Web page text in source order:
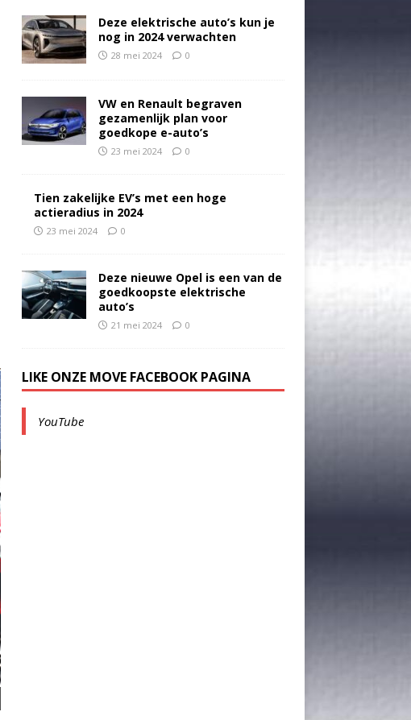
Deze elektrische auto’s kun je
nog in 2024 verwachten
28 mei 2024 0
VW en Renault begraven
gezamenlijk plan voor
goedkope e-auto’s
23 mei 2024 0
Tien zakelijke EV’s met een hoge
actieradius in 2024
23 mei 2024 0
Deze nieuwe Opel is een van de
goedkoopste elektrische
auto’s
21 mei 2024 0
LIKE ONZE MOVE FACEBOOK PAGINA
YouTube